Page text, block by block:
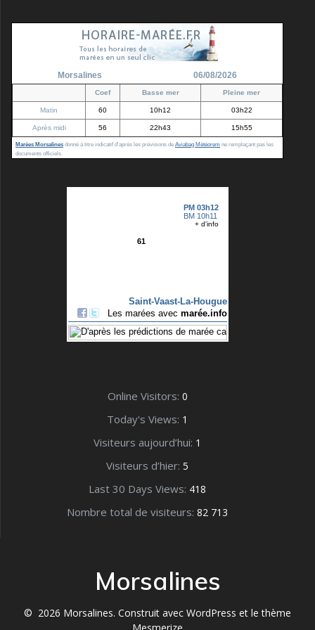
Morsalines 06/08/2026
Coef Basse mer Pleine mer
Matin 60 10h12 03h22
Après midi 56 22h43 15h55
Marées Morsalines donné à titre indicatif d'après les prévisions de Aviabag Météorem ne remplaçant pas les
documents officiels.
Online Visitors: 0
Today's Views: 1
Visiteurs aujourd’hui: 1
Visiteurs d’hier: 5
Last 30 Days Views: 418
Nombre total de visiteurs: 82 713
Morsalines
© 2026 Morsalines. Construit avec WordPress et lethème